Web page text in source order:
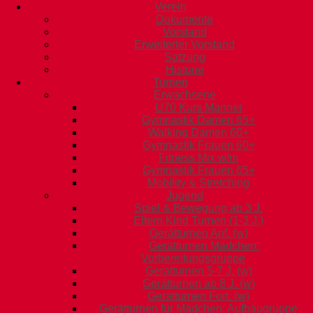
Verein
Dokumente
Vorstand
Erweiterter Vorstand
Satzung
Historie
Turnen
Erwachsene
Ü70 Kurs Männer
Gymnastik Damen 65+
Walking Damen 60+
Gymnastik Frauen 60+
Fitness Mix w/m
Gymnastik Frauen 65+
Mobility & Stretching
Jugend
Spiel & Bewegung ab 3 J.
Eltern Kind Turnen (1-3 J.)
Gerätturnen Anf. (w)
Gerätturnen Mädchen:
Vorbereitungsgruppe
Gerätturnen 5-7 J. (w)
Gerätturnen ab 8 J. (w)
Gerätturnen Fort. (w)
Gerätturnen für Mädchen: Aufbaugruppe